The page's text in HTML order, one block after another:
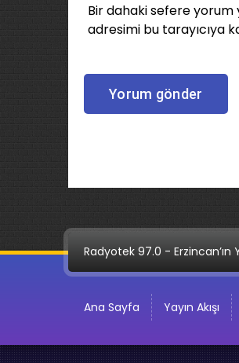
Bir dahaki sefere yorum
adresimi bu tarayıcıya
Radyotek 97.0 - Erzincan’ın
Ana Sayfa Yayın Akışı